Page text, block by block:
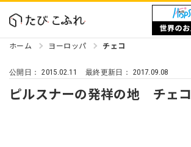
ホーム ヨーロッパ チェコ
公開日：2015.02.11 最終更新日： 2017.09.08
ピルスナーの発祥の地 チェコ